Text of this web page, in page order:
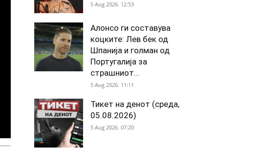
5 Aug 2026. 12:53
Алонсо ги составува
коцките: Лев бек од
Шпанија и голман од
Португалија за
страшниот...
5 Aug 2026. 11:11
Тикет на денот (среда,
05.08.2026)
5 Aug 2026. 07:20